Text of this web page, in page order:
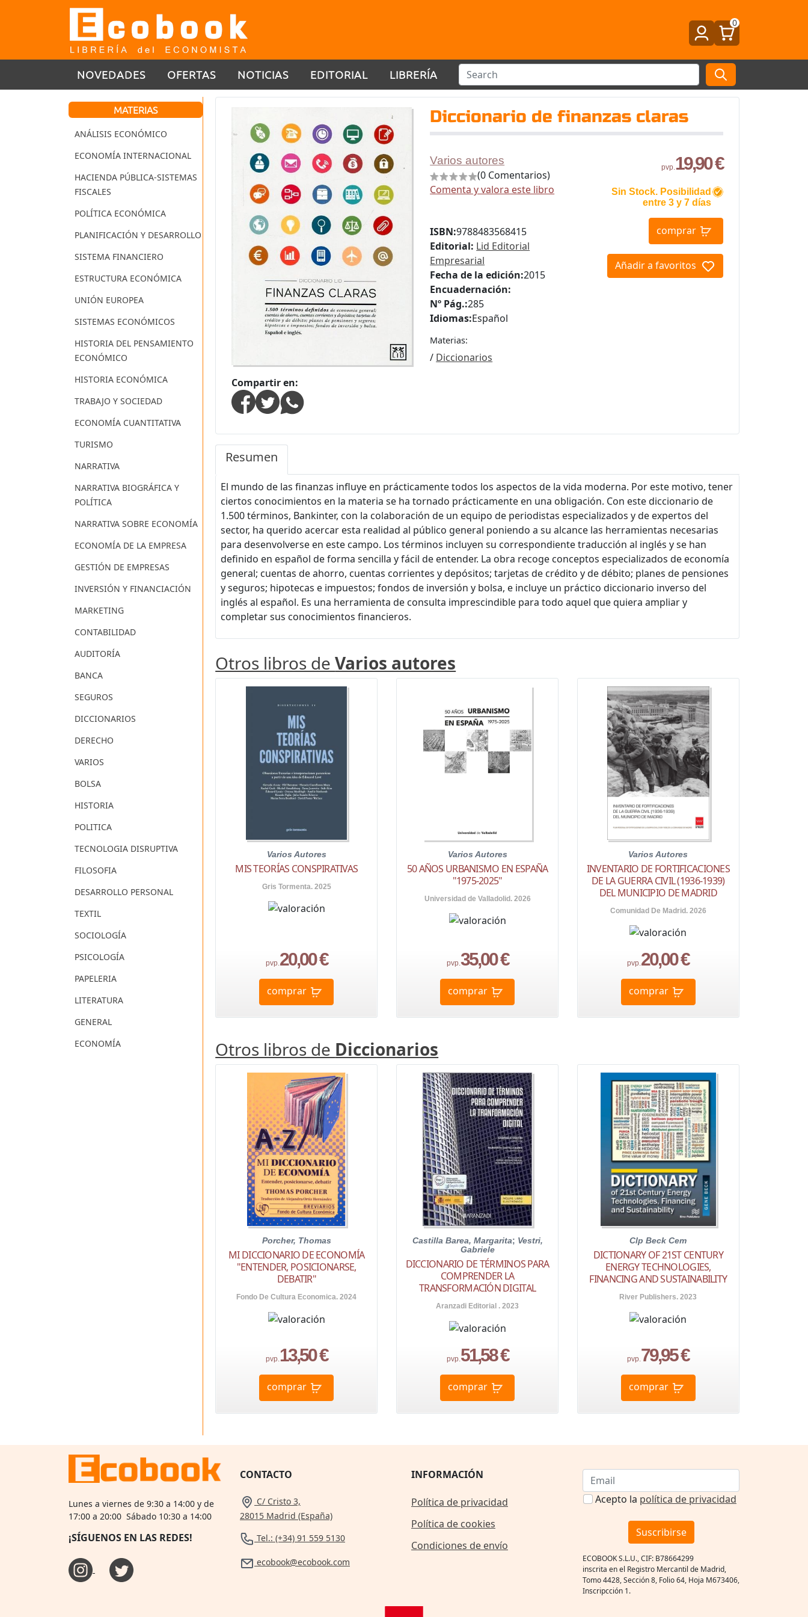
0
NOVEDADES OFERTAS NOTICIAS EDITORIAL LIBRERÍA
MATERIAS
ANÁLISIS ECONÓMICO
ECONOMÍA INTERNACIONAL
HACIENDA PÚBLICA-SISTEMAS
FISCALES
POLÍTICA ECONÓMICA
PLANIFICACIÓN Y DESARROLLO
SISTEMA FINANCIERO
ESTRUCTURA ECONÓMICA
UNIÓN EUROPEA
SISTEMAS ECONÓMICOS
HISTORIA DEL PENSAMIENTO
ECONÓMICO
HISTORIA ECONÓMICA
TRABAJO Y SOCIEDAD
ECONOMÍA CUANTITATIVA
TURISMO
NARRATIVA
NARRATIVA BIOGRÁFICA Y
POLÍTICA
NARRATIVA SOBRE ECONOMÍA
ECONOMÍA DE LA EMPRESA
GESTIÓN DE EMPRESAS
INVERSIÓN Y FINANCIACIÓN
MARKETING
CONTABILIDAD
AUDITORÍA
BANCA
SEGUROS
DICCIONARIOS
DERECHO
VARIOS
BOLSA
HISTORIA
POLITICA
TECNOLOGIA DISRUPTIVA
FILOSOFIA
DESARROLLO PERSONAL
TEXTIL
SOCIOLOGÍA
PSICOLOGÍA
PAPELERIA
LITERATURA
GENERAL
ECONOMÍA
Diccionario de finanzas claras
Compartir en:
Varios autores
(0 Comentarios)
Comenta y valora este libro
pvp.19,90 €
Sin Stock. Posibilidad
entre 3 y 7 días
comprar
Añadir a favoritos
ISBN:9788483568415
Editorial: Lid Editorial
Empresarial
Fecha de la edición:2015
Encuadernación:
Nº Pág.:285
Idiomas:Español
Materias:
/ Diccionarios
Resumen
El mundo de las finanzas influye en prácticamente todos los aspectos de la vida moderna. Por este motivo, tener
ciertos conocimientos en la materia se ha tornado prácticamente en una obligación. Con este diccionario de
1.500 términos, Bankinter, con la colaboración de un equipo de periodistas especializados y de expertos del
sector, ha querido acercar esta realidad al público general poniendo a su alcance las herramientas necesarias
para desenvolverse en este campo. Los términos incluyen su correspondiente traducción al inglés y se han
definido en español de forma sencilla y fácil de entender. La obra recoge conceptos especializados de economía
general; cuentas de ahorro, cuentas corrientes y depósitos; tarjetas de crédito y de débito; planes de pensiones
y seguros; hipotecas e impuestos; fondos de inversión y bolsa, e incluye un práctico diccionario inverso del
inglés al español. Es una herramienta de consulta imprescindible para todo aquel que quiera ampliar y
completar sus conocimientos financieros.
Otros libros deVarios autores
Varios Autores
MIS TEORÍAS CONSPIRATIVAS
Gris Tormenta. 2025
pvp.20,00 €
comprar
Varios Autores
50 AÑOS URBANISMO EN ESPAÑA
"1975-2025"
Universidad de Valladolid. 2026
pvp.35,00 €
comprar
Varios Autores
INVENTARIO DE FORTIFICACIONES
DE LA GUERRA CIVIL (1936-1939)
DEL MUNICIPIO DE MADRID
Comunidad De Madrid. 2026
pvp.20,00 €
comprar
Otros libros de Diccionarios
Porcher, Thomas
MI DICCIONARIO DE ECONOMÍA
"ENTENDER, POSICIONARSE,
DEBATIR"
Fondo De Cultura Economica. 2024
pvp.13,50 €
comprar
Castilla Barea, Margarita; Vestri,
Gabriele
DICCIONARIO DE TÉRMINOS PARA
COMPRENDER LA
TRANSFORMACIÓN DIGITAL
Aranzadi Editorial . 2023
pvp.51,58 €
comprar
Clp Beck Cem
DICTIONARY OF 21ST CENTURY
ENERGY TECHNOLOGIES,
FINANCING AND SUSTAINABILITY
River Publishers. 2023
pvp.79,95 €
comprar
Lunes a viernes de 9:30 a 14:00 y de
17:00 a 20:00 Sábado 10:30 a 14:00
¡SÍGUENOS EN LAS REDES!
CONTACTO
C/ Cristo 3,
28015 Madrid (España)
Tel.: (+34) 91 559 5130
ecobook@ecobook.com
INFORMACIÓN
Política de privacidad
Política de cookies
Condiciones de envío
Acepto la política de privacidad
Suscribirse
ECOBOOK S.L.U., CIF: B78664299
inscrita en el Registro Mercantil de Madrid,
Tomo 4428, Sección 8, Folio 64, Hoja M673406,
Inscripcción 1.